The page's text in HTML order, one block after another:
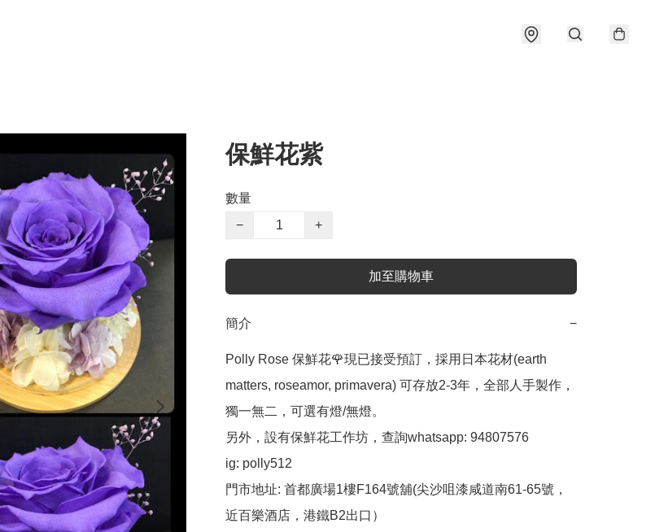
保鮮花紫
數量
−
+
加至購物車
簡介 −
Polly Rose 保鮮花🌹現已接受預訂，採用日本花材(earth
matters, roseamor, primavera) 可存放2-3年，全部人手製作，
獨一無二，可選有燈/無燈。
另外，設有保鮮花工作坊，查詢whatsapp: 94807576
ig: polly512
門市地址: 首都廣場1樓F164號舖(尖沙咀漆咸道南61-65號，
近百樂酒店，港鐵B2出口）